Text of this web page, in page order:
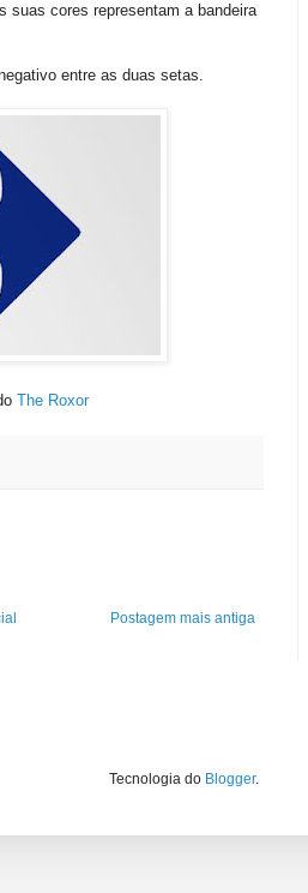
suas cores representam a bandeira
entre as duas setas.
The Roxor
Postagem mais antiga
Tecnologia do Blogger.